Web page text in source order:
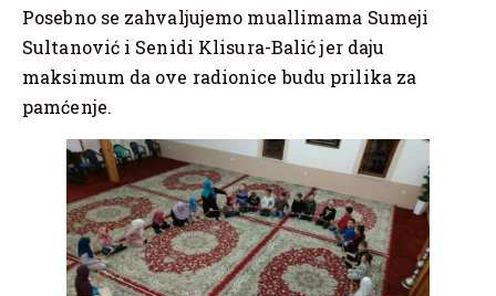
Posebno se zahvaljujemo muallimama Sumeji
Sultanović i Senidi Klisura-Balić jer daju
maksimum da ove radionice budu prilika za
pamćenje.